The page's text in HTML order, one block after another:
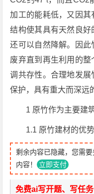
加工的能耗低，又因
结构使其具有天然良
还可以自然降解。因此
废弃直到再生利用的
调共存性。合理地发
保护，具有重大而深远
1 原竹作为主要建
1.1 原竹建材的优势
剩余内容已隐藏，您需
内容！ 立即支付
免费ai写开题、写任